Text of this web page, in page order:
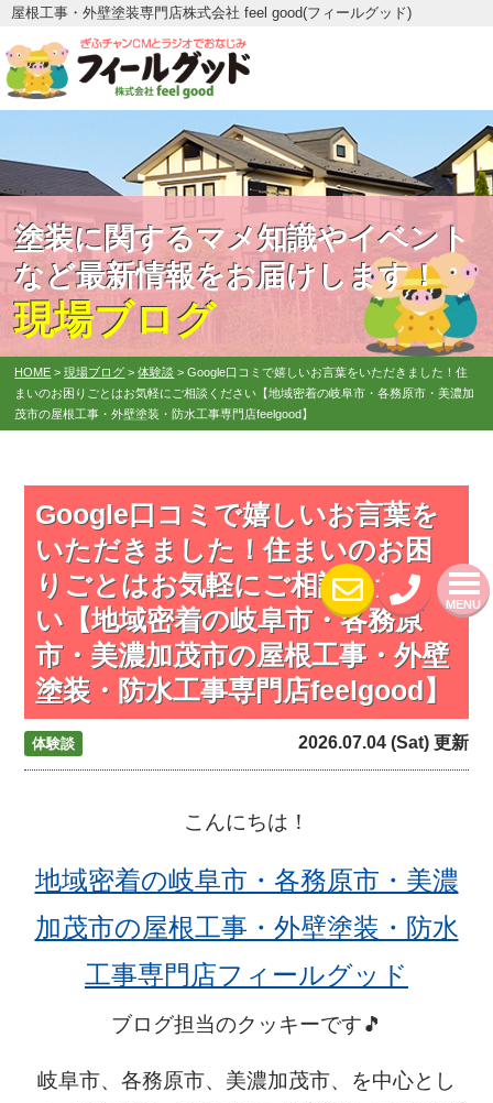
屋根工事・外壁塗装専門店株式会社 feel good(フィールグッド)
MENU
塗装に関するマメ知識やイベント
など最新情報をお届けします！
現場ブログ
HOME >現場ブログ >体験談 >Google口コミで嬉しいお言葉をいただきました！住
まいのお困りごとはお気軽にご相談ください【地域密着の岐阜市・各務原市・美濃加
茂市の屋根工事・外壁塗装・防水工事専門店feelgood】
Google口コミで嬉しいお言葉を
いただきました！住まいのお困
りごとはお気軽にご相談くださ
い【地域密着の岐阜市・各務原
市・美濃加茂市の屋根工事・外壁
塗装・防水工事専門店feelgood】
体験談 2026.07.04 (Sat) 更新
こんにちは！
地域密着の岐阜市・各務原市・美濃
加茂市の屋根工事・外壁塗装・防水
工事専門店フィールグッド
ブログ担当のクッキーです🎵
岐阜市、各務原市、美濃加茂市、を中心とし